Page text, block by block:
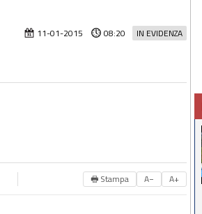
IN EVIDENZA
11-01-2015 08:20
🖶 Stampa A− A+